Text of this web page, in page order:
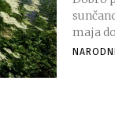
maja